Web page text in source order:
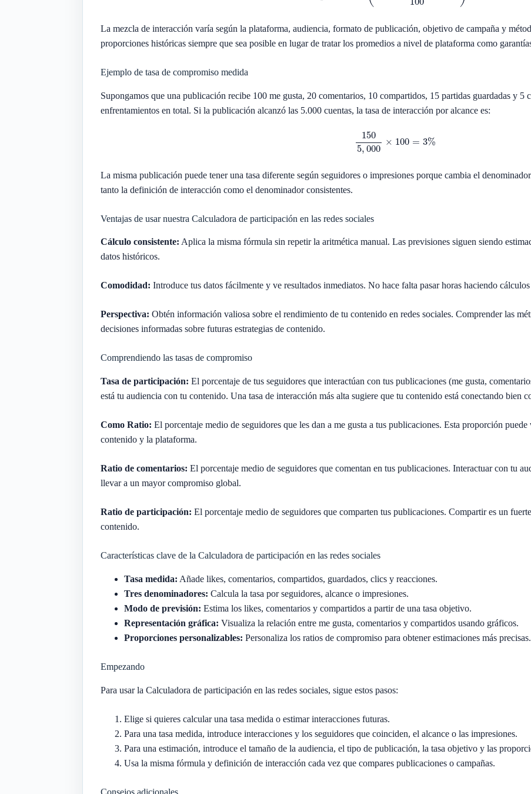
La mezcla de interacción varía según la plataforma, audiencia, formato de publicación, objetivo de campaña y
proporciones históricas siempre que sea posible en lugar de tratar los promedios a nivel de plataforma como
Ejemplo de tasa de compromiso medida
Supongamos que una publicación recibe 100 me gusta, 20 comentarios, 10 compartidos, 15 partidas guardadas y 5
enfrentamientos en total. Si la publicación alcanzó las 5.000 cuentas, la tasa de interacción por alcance es:
1505
La misma publicación puede tener una tasa diferente según seguidores o impresiones porque cambia el
tanto la definición de interacción como el denominador consistentes.
Ventajas de usar nuestra Calculadora de participación en las redes sociales
Cálculo consistente: Aplica la misma fórmula sin repetir la aritmética manual. Las previsiones siguen siendo
datos históricos.
Comodidad: Introduce tus datos fácilmente y ve resultados inmediatos. No hace falta pasar horas haciendo
Perspectiva: Obtén información valiosa sobre el rendimiento de tu contenido en redes sociales. Comprender las
decisiones informadas sobre futuras estrategias de contenido.
Comprendiendo las tasas de compromiso
Tasa de participación: El porcentaje de tus seguidores que interactúan con tus publicaciones (me gusta,
está tu audiencia con tu contenido. Una tasa de interacción más alta sugiere que tu contenido está conectando bien
Como Ratio: El porcentaje medio de seguidores que les dan a me gusta a tus publicaciones. Esta proporción
contenido y la plataforma.
Ratio de comentarios: El porcentaje medio de seguidores que comentan en tus publicaciones. Interactuar con tu
llevar a un mayor compromiso global.
Ratio de participación: El porcentaje medio de seguidores que comparten tus publicaciones. Compartir es un
contenido.
Características clave de la Calculadora de participación en las redes sociales
Tasa medida: Añade likes, comentarios, compartidos, guardados, clics y reacciones.
Tres denominadores: Calcula la tasa por seguidores, alcance o impresiones.
Modo de previsión: Estima los likes, comentarios y compartidos a partir de una tasa objetivo.
Representación gráfica: Visualiza la relación entre me gusta, comentarios y compartidos usando gráficos.
Proporciones personalizables: Personaliza los ratios de compromiso para obtener estimaciones más precisas.
Empezando
Para usar la Calculadora de participación en las redes sociales, sigue estos pasos:
Elige si quieres calcular una tasa medida o estimar interacciones futuras.
Para una tasa medida, introduce interacciones y los seguidores que coinciden, el alcance o las impresiones.
Para una estimación, introduce el tamaño de la audiencia, el tipo de publicación, la tasa objetivo y las
Usa la misma fórmula y definición de interacción cada vez que compares publicaciones o campañas.
Consejos adicionales